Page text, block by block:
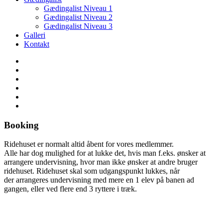
Gædingalist Niveau 1
Gædingalist Niveau 2
Gædingalist Niveau 3
Galleri
Kontakt
Booking
Ridehuset er normalt altid åbent for vores medlemmer.
Alle har dog mulighed for at lukke det, hvis man f.eks. ønsker at
arrangere undervisning, hvor man ikke ønsker at andre bruger
ridehuset. Ridehuset skal som udgangspunkt lukkes, når
der arrangeres undervisning med mere en 1 elev på banen ad
gangen, eller ved flere end 3 ryttere i træk.